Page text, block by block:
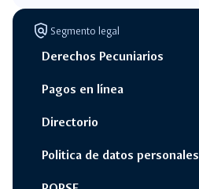
policy Segmento legal
Derechos Pecuniarios
Pagos en línea
Directorio
Politica de datos personales